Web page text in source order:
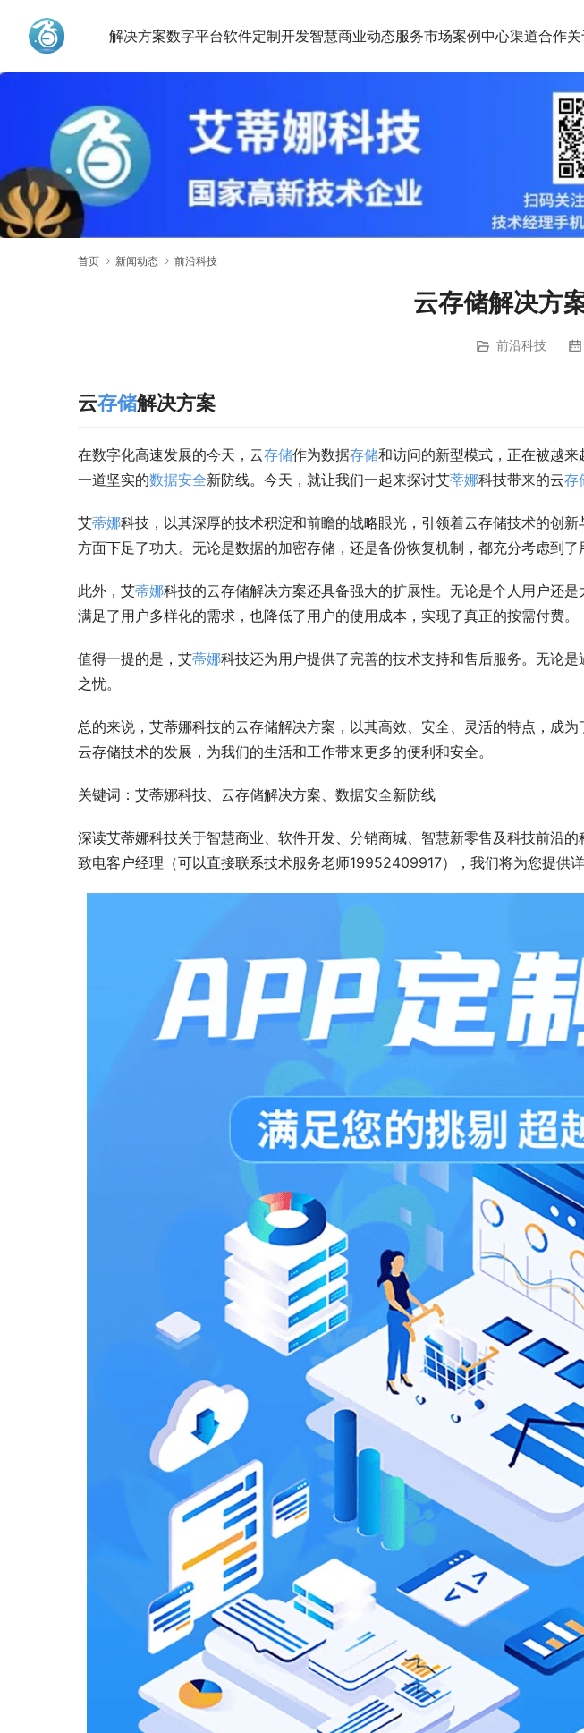
解决方案数字平台软件定制开发智慧商业动态服务市场案例中心渠道合作
首页 新闻动态 前沿科技
云存储解决方
前沿科技
云存储解决方案
在数字化高速发展的今天，云存储作为数据存储和访问的新型模式，正在被越
一道坚实的数据安全新防线。今天，就让我们一起来探讨艾蒂娜科技带来的云存
艾蒂娜科技，以其深厚的技术积淀和前瞻的战略眼光，引领着云存储技术的创
方面下足了功夫。无论是数据的加密存储，还是备份恢复机制，都充分考虑到
此外，艾蒂娜科技的云存储解决方案还具备强大的扩展性。无论是个人用户还
满足了用户多样化的需求，也降低了用户的使用成本，实现了真正的按需付费。
值得一提的是，艾蒂娜科技还为用户提供了完善的技术支持和售后服务。无论
之忧。
总的来说，艾蒂娜科技的云存储解决方案，以其高效、安全、灵活的特点，成为
云存储技术的发展，为我们的生活和工作带来更多的便利和安全。
关键词：艾蒂娜科技、云存储解决方案、数据安全新防线
深读艾蒂娜科技关于智慧商业、软件开发、分销商城、智慧新零售及科技前沿
致电客户经理（可以直接联系技术服务老师19952409917），我们将为您提供